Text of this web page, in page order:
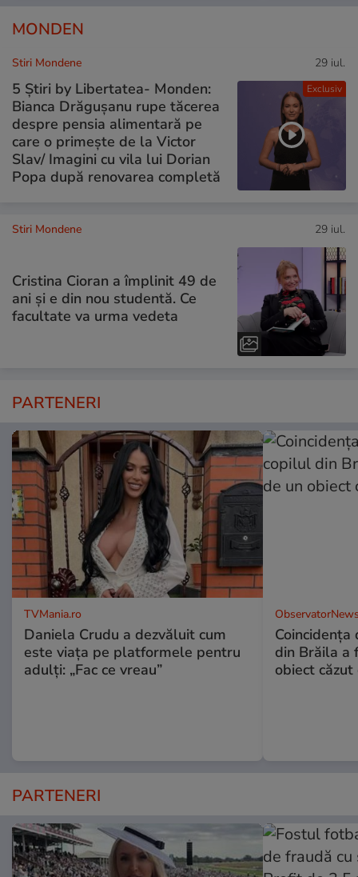
MONDEN
Exclusiv
Stiri Mondene 29 iul.
5 Știri by Libertatea- Monden:
Bianca Drăgușanu rupe tăcerea
despre pensia alimentară pe
care o primește de la Victor
Slav/ Imagini cu vila lui Dorian
Popa după renovarea completă
Stiri Mondene 29 iul.
Cristina Cioran a împlinit 49 de
ani și e din nou studentă. Ce
facultate va urma vedeta
PARTENERI
TVMania.ro
Daniela Crudu a dezvăluit cum
este viața pe platformele pentru
adulți: „Fac ce vreau”
Coincidența
din Brăila a
obiect căzut
PARTENERI